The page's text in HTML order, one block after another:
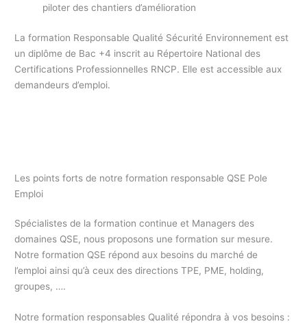
piloter des chantiers d’amélioration
La formation Responsable Qualité Sécurité Environnement est
un diplôme de Bac +4 inscrit au Répertoire National des
Certifications Professionnelles RNCP. Elle est accessible aux
demandeurs d’emploi.
Les points forts de notre formation responsable QSE Pole
Emploi
Spécialistes de la formation continue et Managers des
domaines QSE, nous proposons une formation sur mesure.
Notre formation QSE répond aux besoins du marché de
l’emploi ainsi qu’à ceux des directions TPE, PME, holding,
groupes, ….
Notre formation responsables Qualité répondra à vos besoins :